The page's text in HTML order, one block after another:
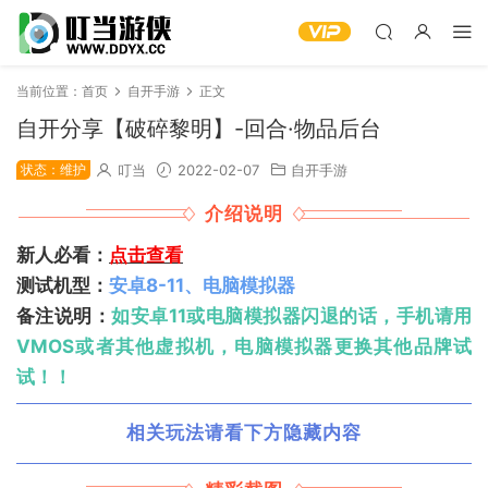
当前位置： 首页 自开手游 正文
自开分享【破碎黎明】-回合·物品后台
状态：维护 叮当 2022-02-07 自开手游
介绍说明
新人必看： 点击查看
测试机型： 安卓8-11、电脑模拟器
备注说明：如安卓11或电脑模拟器闪退的话，手机请用
VMOS或者其他虚拟机，电脑模拟器更换其他品牌试
试！！
相关玩法请看下方隐藏内容